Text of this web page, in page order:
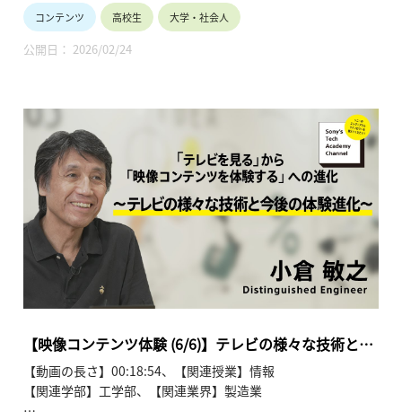
が、私たちの生活の中で活用されているテクノロジーについ
て、基礎から最新情報までわかりやすくお伝えします。
す。
●ゲームをとりまくテクノロジー ゲーム技術を学ぼう ～豊
禎治～ 【Sony’s Tech Academy Channel】
https://www.youtube.com/playlist?
list=PLT57hSt26YAwVCX6Z9ahDumu2VdoNN8ec
第1回 「ゲームはどう動いているのか ゲームの仕組み」
第2回 「リアルを追及 コンピュータグラフィックス最前線」
第3回 「没入感を高める UI技術」
第5回 「ゲームはどうやって作るのか ゲーム制作の技術」
第6回 「拡がるゲーム技術 ゲーム技術の今後」
コンテンツ 高校生 大学・社会人
公開日： 2026/02/24
【映像コンテンツ体験 (6/6)】テレビの様々な技術と今
後の体験進化 (6/6)～ 小倉 敏之
【動画の長さ】00:18:54、【関連授業】情報
【関連学部】工学部、【関連業界】製造業